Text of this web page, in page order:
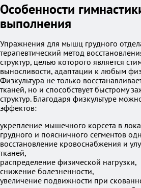
Особенности
выполнения
Упражнения для мышц грудного
терапевтический метод
структур, целью которого является
выносливости, адаптации к любым
Физкультура не только
тканей, но и способствует быстрому
структур. Благодаря физкультуре
эффектов:
укрепление мышечного корсета в
грудного и поясничного сегментов
восстановление кровоснабжения и
тканей,
распределение физической нагрузки,
снижение болезненности,
увеличение подвижности при